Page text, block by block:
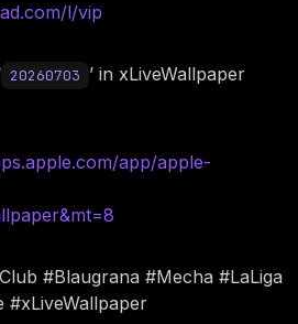
l/vip
20260703 ’ in xLiveWallpaper
app/apple-
#Blaugrana #Mecha #LaLiga
#xLiveWallpaper